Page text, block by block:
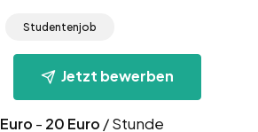
Studentenjob
Jetzt bewerben
Euro - 20 Euro / Stunde